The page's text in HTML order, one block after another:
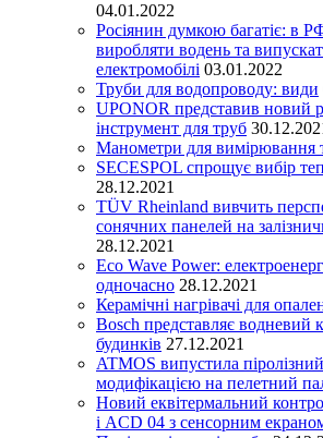
04.01.2022
Росіянин думкою багатіє: в
виробляти водень та
електромобілі 03.01.2022
Труби для водопроводу: види
UPONOR представив новий
інструмент для труб
Манометри для вимірювання
SECESPOL спрощує вибір
28.12.2021
TÜV Rheinland вивчить
сонячних панелей на
28.12.2021
Eco Wave Power:
одночасно 28.12.2021
Керамічні нагрівачі для
Bosch представляє водневий
будинків 27.12.2021
ATMOS випустила
модифікацією на пелетний
Новий еквітермальний
і ACD 04 з сенсорним